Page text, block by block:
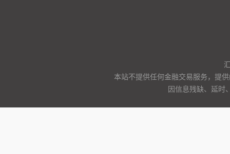
本站不提供任何金融交易服务，提
因信息残缺、延时